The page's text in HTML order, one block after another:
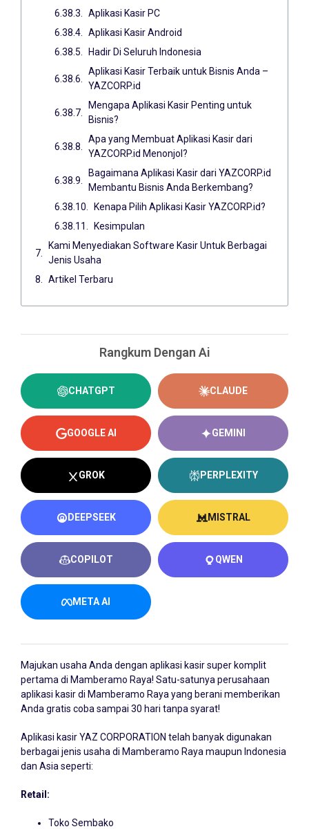
Aplikasi Kasir PC
Aplikasi Kasir Android
Hadir Di Seluruh Indonesia
Aplikasi Kasir Terbaik untuk Bisnis Anda –
YAZCORP.id
Mengapa Aplikasi Kasir Penting untuk
Bisnis?
Apa yang Membuat Aplikasi Kasir dari
YAZCORP.id Menonjol?
Bagaimana Aplikasi Kasir dari YAZCORP.id
Membantu Bisnis Anda Berkembang?
Kenapa Pilih Aplikasi Kasir YAZCORP.id?
Kesimpulan
Kami Menyediakan Software Kasir Untuk Berbagai
Jenis Usaha
Artikel Terbaru
Rangkum Dengan Ai
CHATGPT CLAUDE
GOOGLE AI GEMINI
GROK PERPLEXITY
DEEPSEEK MISTRAL
COPILOT QWEN
META AI
Majukan usaha Anda dengan aplikasi kasirsuper komplit
pertama di Mamberamo Raya! Satu-satunya perusahaan
aplikasi kasir di Mamberamo Raya yang berani memberikan
Anda gratis coba sampai 30 hari tanpa syarat!
Aplikasi kasir YAZ CORPORATION telah banyak digunakan
berbagai jenis usaha di Mamberamo Raya maupun Indonesia
dan Asia seperti:
Retail:
Toko Sembako